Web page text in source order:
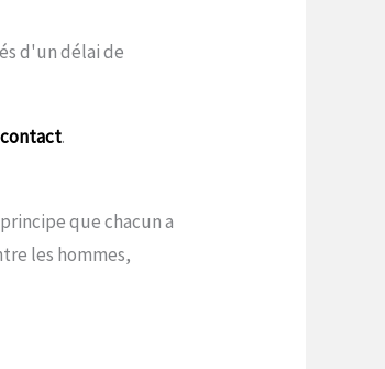
d'un délai de
.
que chacun a
les hommes,